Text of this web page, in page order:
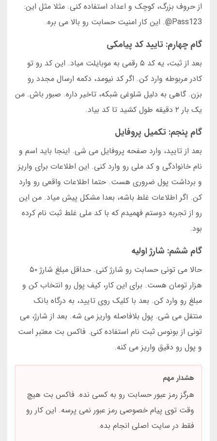
از حروف بزرگ، کوچک و اعداد استفاده کنی. مثلا مثل این:
Pass123@. این کار امنیت حسابت رو بالا می بره.
گام چهارم: تایید کد پیامکی
بعد از ثبت، یه کد ۵ رقمی به موبایلت میاد. این کد رو تو
کادر مربوطه وارد کن. اگر کد نیومد، دکمه ارسال مجدد رو
بزن. گاهی به دلیل شلوغی شبکه، تاخیر داره. صبور باش. من
یک بار ۲ دقیقه طول کشید تا کد بیاد.
گام پنجم: تکمیل پروفایل
بعد از تایید، وارد صفحه پروفایل می شی. اینجا باید اسم و
نام خانوادگی و کد ملی رو وارد کنی. این اطلاعات برای واریز
و برداشت پول ضروری هست. حتما اطلاعات واقعی رو وارد
کن. اگر اطلاعات غلط باشه، بعدا مشکل پیش میاد. من این
رو از تجربه دوستم فهمیدم که با کد ملی غلط ثبت نام کرده
بود.
گام ششم: شارژ اولیه
حالا می تونی حسابت رو شارژ کنی. حداقل مبلغ شارژ ۵۰
هزار تومان هست. برای این کار، کیف پول رو انتخاب کن و
مبلغ رو وارد کن. بعد با کلیک روی تایید، به درگاه بانک
منتقل می شی. پول بلافاصله واریز می شه. بعد از شارژ، می
تونی از بونوس ثبت نام استفاده کنی. فاکس بت معتبر است
و پول رو دقیق واریز می کنه.
هشدار مهم
هرگز رمز عبور حسابت رو به کسی نده. فاکس بت هیچ
وقت توی پیام خصوصی رمز عبور نمی پرسه. این کار رو
فقط در سایت اصلی انجام بده.